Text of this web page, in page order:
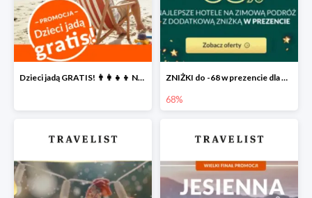
Dzieci jadą GRATIS! 👨‍👩‍👧‍👦 Największa PROMOCJA dla rodzin na Travelist.pl ZNIŻKI do -68 w prezencie dla Ciebie 🎅
68%